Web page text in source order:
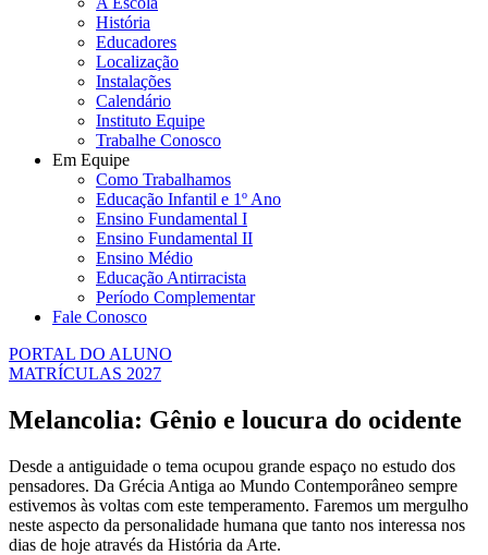
História
Educadores
Localização
Instalações
Calendário
Instituto Equipe
Trabalhe Conosco
Em Equipe
Como Trabalhamos
Educação Infantil e 1º Ano
Ensino Fundamental I
Ensino Fundamental II
Ensino Médio
Educação Antirracista
Período Complementar
Fale Conosco
PORTAL DO ALUNO
MATRÍCULAS 2027
Melancolia: Gênio e loucura do ocidente
Desde a antiguidade o tema ocupou grande espaço no estudo dos
pensadores. Da Grécia Antiga ao Mundo Contemporâneo sempre
estivemos às voltas com este temperamento. Faremos um mergulho
neste aspecto da personalidade humana que tanto nos interessa nos
dias de hoje através da História da Arte.